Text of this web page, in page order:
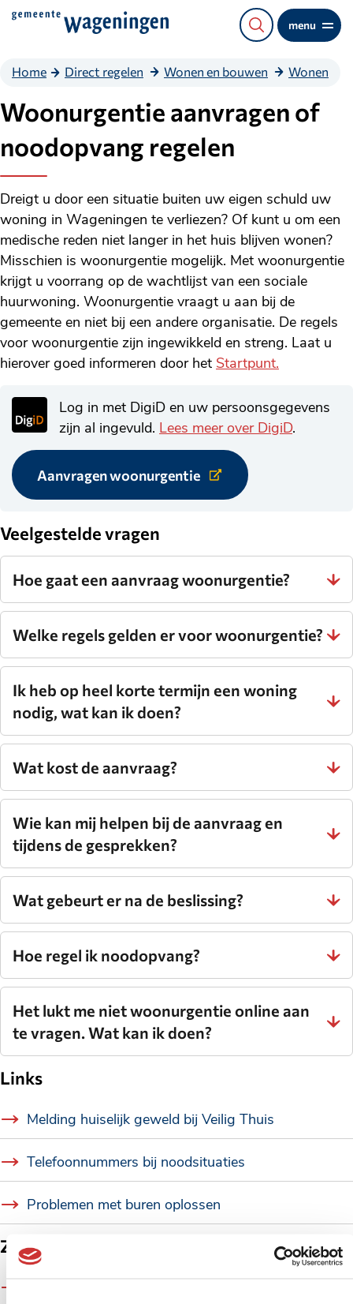
Direct
content
menu
Home Direct regelen Wonen en bouwen Wonen
Woonurgentie aanvragen of
noodopvang regelen
Dreigt u door een situatie buiten uw eigen schuld uw
woning in Wageningen te verliezen? Of kunt u om een
medische reden niet langer in het huis blijven wonen?
Misschien is woonurgentie mogelijk. Met woonurgentie
krijgt u voorrang op de wachtlijst van een sociale
huurwoning. Woonurgentie vraagt u aan bij de
gemeente en niet bij een andere organisatie. De regels
voor woonurgentie zijn ingewikkeld en streng. Laat u
hierover goed informeren door het Startpunt.
Log in met DigiD en uw persoonsgegevens
zijn al ingevuld. Lees meer over DigiD.
Aanvragen woonurgentie
Link
website.
Veelgestelde vragen
Hoe gaat een aanvraag woonurgentie?
Welke regels gelden er voor woonurgentie?
Ik heb op heel korte termijn een woning
nodig, wat kan ik doen?
Wat kost de aanvraag?
Wie kan mij helpen bij de aanvraag en
tijdens de gesprekken?
Wat gebeurt er na de beslissing?
Hoe regel ik noodopvang?
Het lukt me niet woonurgentie online aan
te vragen. Wat kan ik doen?
Links
Melding huiselijk geweld bij Veilig Thuis
Telefoonnummers bij noodsituaties
Problemen met buren oplossen
Zie ook